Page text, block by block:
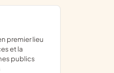
et la
publics